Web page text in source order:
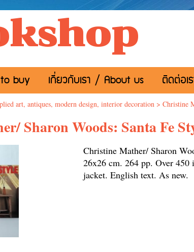
buy เกี่ยวกับเรา / About us ติดต่อ
art, antiques, modern design, interior decoration> Christine
Sharon Woods: Santa Fe
Christine Mather/ Sharon
26x26 cm. 264 pp. Over
jacket. English text.